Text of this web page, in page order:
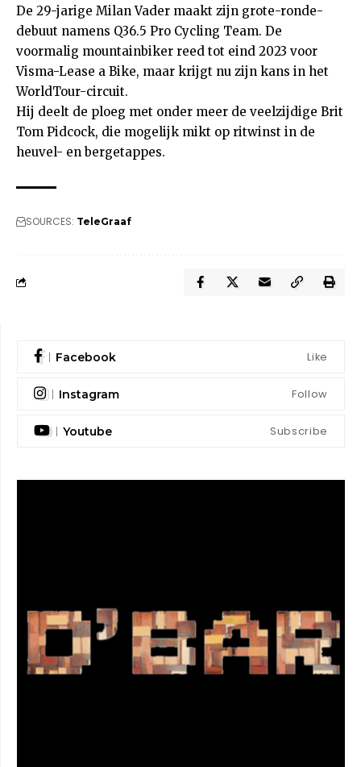
De 29-jarige Milan Vader maakt zijn grote-ronde-
debuut namens Q36.5 Pro Cycling Team. De
voormalig mountainbiker reed tot eind 2023 voor
Visma-Lease a Bike, maar krijgt nu zijn kans in het
WorldTour-circuit.
Hij deelt de ploeg met onder meer de veelzijdige Brit
Tom Pidcock, die mogelijk mikt op ritwinst in de
heuvel- en bergetappes.
SOURCES: TeleGraaf
Facebook Like
Instagram Follow
Youtube Subscribe